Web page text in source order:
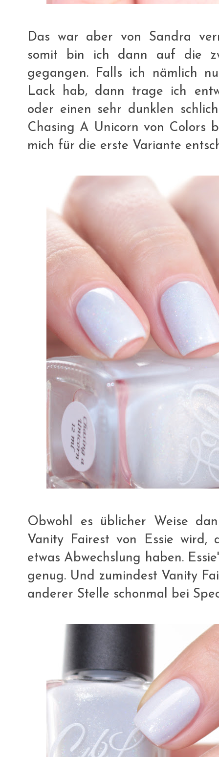
Das war aber von Sandra
somit bin ich dann auf die
gegangen. Falls ich nämlich
Lack hab, dann trage ich
oder einen sehr dunklen
Chasing A Unicorn von Colors
mich für die erste Variante
Obwohl es üblicher Weise
Vanity Fairest von Essie
etwas Abwechslung haben.
genug. Und zumindest Vanity
anderer Stelle schonmal bei